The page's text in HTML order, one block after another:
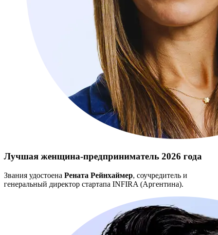
Лучшая женщина-предприниматель 2026 года
Звания удостоена Рената Рейнхаймер, соучредитель и
генеральный директор стартапа INFIRA (Аргентина).